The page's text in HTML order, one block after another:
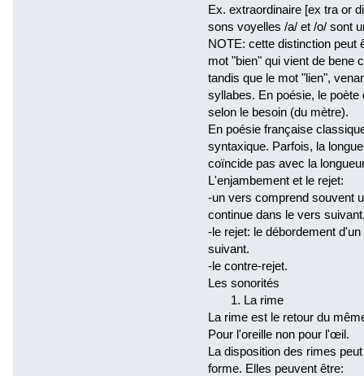
Ex. extraordinaire [ex tra or
sons voyelles /a/ et /o/ sont
NOTE: cette distinction peut
mot "bien" qui vient de bene
tandis que le mot "lien",
syllabes. En poésie, le
selon le besoin (du mètre).
En poésie française
syntaxique. Parfois, la
coïncide pas avec la
L'enjambement et le rejet:
-un vers comprend souvent
continue dans le vers
-le rejet: le débordement
suivant.
-le contre-rejet.
Les sonorités
1. La rime
La rime est le retour du
Pour l'oreille non pour l'œil.
La disposition des rimes
forme. Elles peuvent être: